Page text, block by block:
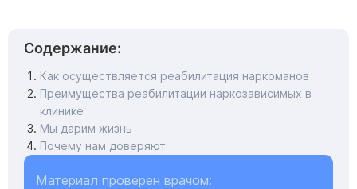
Содержание:
Как осуществляется реабилитация наркоманов
Преимущества реабилитации наркозависимых в
клинике
Мы дарим жизнь
Почему нам доверяют
Материал проверен врачом: